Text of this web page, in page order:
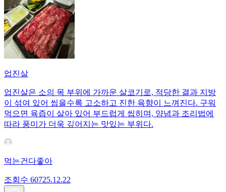
업진살
업진살은 소의 목 부위에 가까운 살코기로, 적당한 결과 지방
이 섞여 있어 씹을수록 고소하고 진한 육향이 느껴진다. 구워
먹으면 육즙이 살아 있어 부드럽게 씹히며, 양념과 조리법에
따라 풍미가 더욱 깊어지는 맛있는 부위다.
먹는건다좋아
조회수 60725.12.22